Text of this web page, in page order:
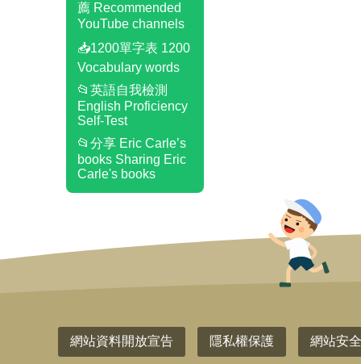
薦 Recommended
YouTube channels
📥1200單字表 1200
Vocabulary words
📂英語自我檢測
English Proficiency
Self-Test
📂分享 Eric Carle’s
books Sharing Eric
Carle's books
網站資料開放宣告 隱私權保護 網站安